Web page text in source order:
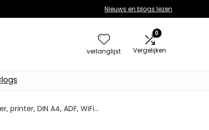
Nieuws en blogs lezen
verlanglijst
0
Vergelijken
printer, DIN A4, ADF, WiFi…